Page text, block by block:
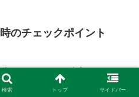
のチェックポイント
に、画面が反応しない、
い、印刷が開始されない
検索 トップ サイドバー